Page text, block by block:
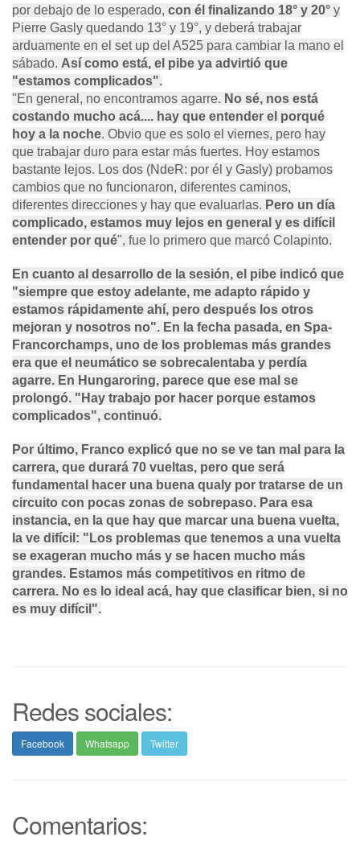
por debajo de lo esperado, con él finalizando 18° y 20° y
Pierre Gasly quedando 13° y 19°, y deberá trabajar
arduamente en el set up del A525 para cambiar la mano el
sábado. Así como está, el pibe ya advirtió que
"estamos complicados".
"En general, no encontramos agarre. No sé, nos está
costando mucho acá.... hay que entender el porqué
hoy a la noche. Obvio que es solo el viernes, pero hay
que trabajar duro para estar más fuertes. Hoy estamos
bastante lejos. Los dos (NdeR: por él y Gasly) probamos
cambios que no funcionaron, diferentes caminos,
diferentes direcciones y hay que evaluarlas. Pero un día
complicado, estamos muy lejos en general y es difícil
entender por qué", fue lo primero que marcó Colapinto.
En cuanto al desarrollo de la sesión, el pibe indicó que
"siempre que estoy adelante, me adapto rápido y
estamos rápidamente ahí, pero después los otros
mejoran y nosotros no". En la fecha pasada, en Spa-
Francorchamps, uno de los problemas más grandes
era que el neumático se sobrecalentaba y perdía
agarre. En Hungaroring, parece que ese mal se
prolongó. "Hay trabajo por hacer porque estamos
complicados", continuó.
Por último, Franco explicó que no se ve tan mal para la
carrera, que durará 70 vueltas, pero que será
fundamental hacer una buena qualy por tratarse de un
circuito con pocas zonas de sobrepaso. Para esa
instancia, en la que hay que marcar una buena vuelta,
la ve difícil: "Los problemas que tenemos a una vuelta
se exageran mucho más y se hacen mucho más
grandes. Estamos más competitivos en ritmo de
carrera. No es lo ideal acá, hay que clasificar bien, si no
es muy difícil ".
Redes sociales:
Facebook Whatsapp Twitter
Comentarios: